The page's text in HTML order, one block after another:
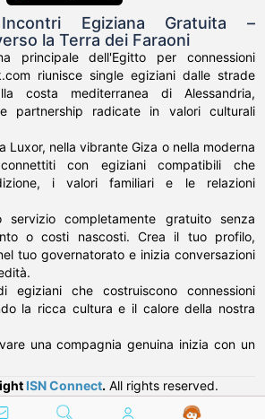
Egiziana Gratuita –
la Terra dei Faraoni
principale dell'Egitto per connessioni
riunisce single egiziani dalle strade
costa mediterranea di Alessandria,
partnership radicate in valori culturali
Luxor, nella vibrante Giza o nella moderna
con egiziani compatibili che
i valori familiari e le relazioni
servizio completamente gratuito senza
o costi nascosti. Crea il tuo profilo,
tuo governatorato e inizia conversazioni
egiziani che costruiscono connessioni
la ricca cultura e il calore della nostra
una compagnia genuina inizia con un
ISN Connect. All rights reserved.